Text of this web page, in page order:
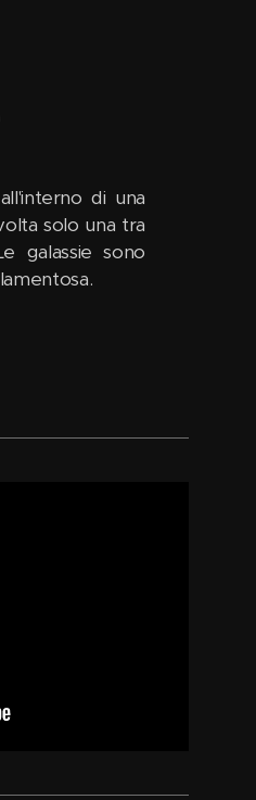
di una
solo una tra
galassie sono